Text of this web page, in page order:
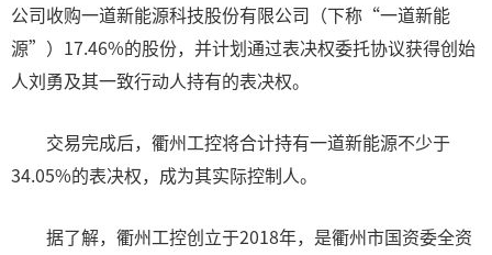
公司收购一道新能源科技股份有限公司（下称“一道新能
源”）17.46%的股份，并计划通过表决权委托协议获得创始
人刘勇及其一致行动人持有的表决权。
交易完成后，衢州工控将合计持有一道新能源不少于
34.05%的表决权，成为其实际控制人。
据了解，衢州工控创立于2018年，是衢州市国资委全资